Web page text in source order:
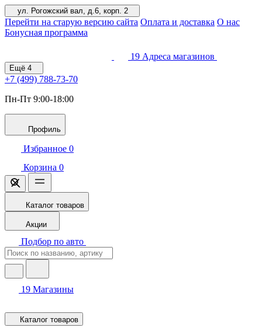
ул. Рогожский вал, д.6, корп. 2
Перейти на старую версию сайта Оплата и доставка О нас
Бонусная программа
19 Адреса магазинов
Ещё 4
+7 (499) 788-73-70
Пн-Пт 9:00-18:00
Профиль
Избранное 0
Корзина 0
Каталог товаров
Акции
Подбор по авто
19 Магазины
Каталог товаров